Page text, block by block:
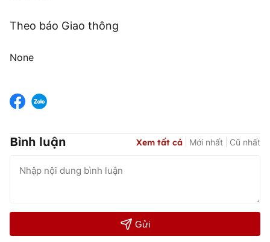
Theo báo Giao thông
None
Bình luận Xem tất cả Mới nhất Cũ nhất
Gửi